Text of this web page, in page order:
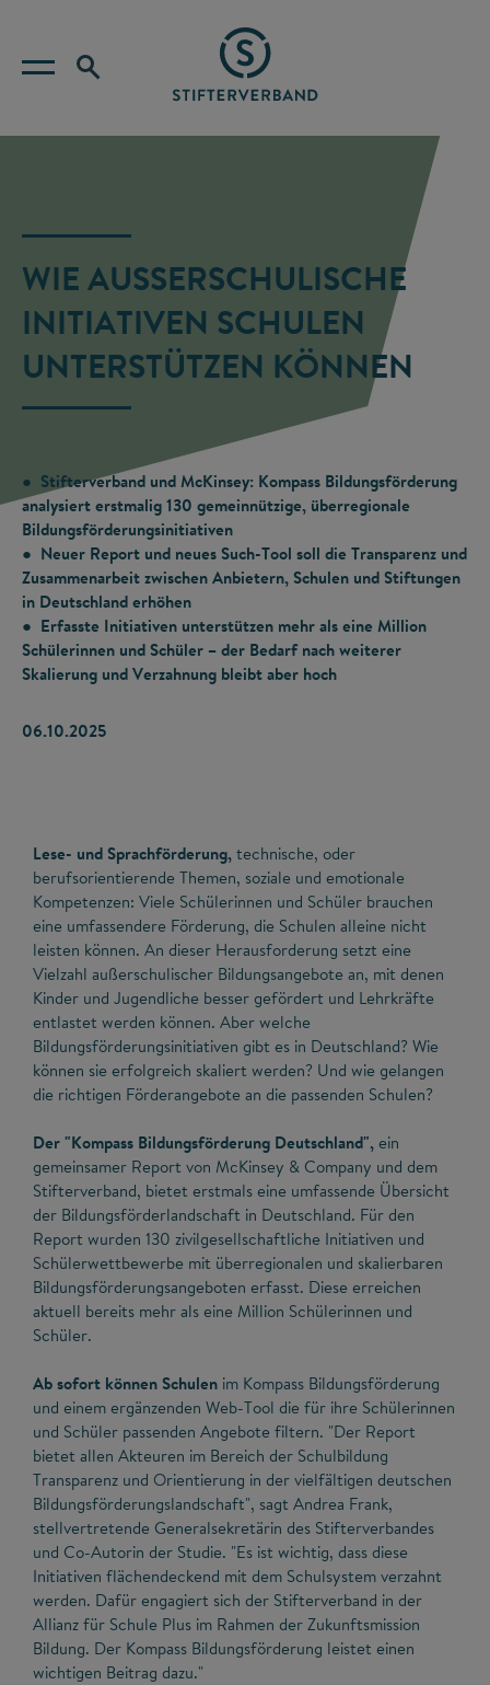
WIE AUSSERSCHULISCHE I
NITIATIVEN SCHULEN U
NTERSTÜTZEN KÖNNEN
● Stifterverband und McKinsey: Kompass Bildungsförderung
analysiert erstmalig 130 gemeinnützige, überregionale
Bildungsförderungsinitiativen
● Neuer Report und neues Such-Tool soll die Transparenz und
Zusammenarbeit zwischen Anbietern, Schulen und Stiftungen
in Deutschland erhöhen
● Erfasste Initiativen unterstützen mehr als eine Million
Schülerinnen und Schüler – der Bedarf nach weiterer
Skalierung und Verzahnung bleibt aber hoch
06.10.2025
Lese- und Sprachförderung,technische, oder
berufsorientierende Themen, soziale und emotionale
Kompetenzen: Viele Schülerinnen und Schüler brauchen
eine umfassendere Förderung, die Schulen alleine nicht
leisten können. An dieser Herausforderung setzt eine
Vielzahl außerschulischer Bildungsangebote an, mit denen
Kinder und Jugendliche besser gefördert und Lehrkräfte
entlastet werden können. Aber welche
Bildungsförderungsinitiativen gibt es in Deutschland? Wie
können sie erfolgreich skaliert werden? Und wie gelangen
die richtigen Förderangebote an die passenden Schulen?
Der "Kompass Bildungsförderung Deutschland",ein
gemeinsamer Report von McKinsey & Company und dem
Stifterverband, bietet erstmals eine umfassende Übersicht
der Bildungsförderlandschaft in Deutschland. Für den
Report wurden 130 zivilgesellschaftliche Initiativen und
Schülerwettbewerbe mit überregionalen und skalierbaren
Bildungsförderungsangeboten erfasst. Diese erreichen
aktuell bereits mehr als eine Million Schülerinnen und
Schüler.
Ab sofort können Schulen im Kompass Bildungsförderung
und einem ergänzenden Web-Tool die für ihre Schülerinnen
und Schüler passenden Angebote filtern. "Der Report
bietet allen Akteuren im Bereich der Schulbildung
Transparenz und Orientierung in der vielfältigen deutschen
Bildungsförderungslandschaft", sagt Andrea Frank,
stellvertretende Generalsekretärin des Stifterverbandes
und Co-Autorin der Studie. "Es ist wichtig, dass diese
Initiativen flächendeckend mit dem Schulsystem verzahnt
werden. Dafür engagiert sich der Stifterverband in der
Allianz für Schule Plus im Rahmen der Zukunftsmission
Bildung. Der Kompass Bildungsförderung leistet einen
wichtigen Beitrag dazu."